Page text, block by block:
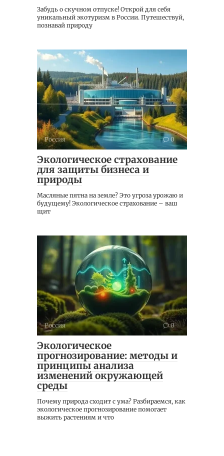
Забудь о скучном отпуске! Открой для себя
уникальный экотуризм в России. Путешествуй,
познавай природу
Россия 0
Экологическое страхование
для защиты бизнеса и
природы
Масляные пятна на земле? Это угроза урожаю и
будущему! Экологическое страхование – ваш
щит
Россия 0
Экологическое
прогнозирование: методы и
принципы анализа
изменений окружающей
среды
Почему природа сходит с ума? Разбираемся, как
экологическое прогнозирование помогает
выжить растениям и что